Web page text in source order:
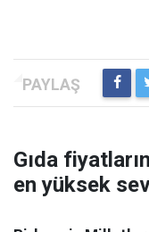
Gıda
en yüksek